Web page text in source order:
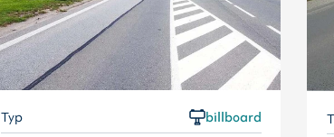
Typ
billboard